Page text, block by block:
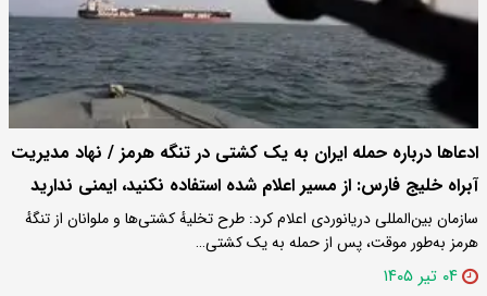
ادعاها درباره حمله ایران به یک کشتی در تنگه هرمز / نهاد مدیریت
آبراه خلیج فارس: از مسیر اعلام شده استفاده نکنید، ایمنی ندارید
سازمان بین‌المللی دریانوردی اعلام کرد: طرح تخلیهٔ کشتی‌ها و ملوانان از تنگهٔ
هرمز به‌طور موقت، پس از حمله به یک کشتی…
۰۴ تیر ۱۴۰۵